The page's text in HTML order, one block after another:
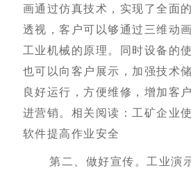
画通过仿真技术，实现了全面
透视，客户可以够通过三维动
工业机械的原理。同时设备的
也可以向客户展示，加强技术
良好运行，方便维修，增加客
进营销。相关阅读： 工矿企业
软件提高作业安全
第二、做好宣传。工业演示